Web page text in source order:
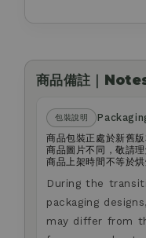
商品備註｜
包裝說明
商品包裝正處於新舊
商品圖片不同，敬請理
商品上架時間不等於烘
During the
packaging
may differ from